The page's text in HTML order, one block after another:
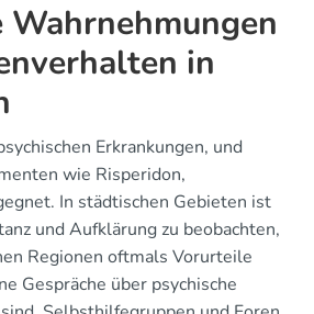
in
Erkrankungen, und
wie Risperidon,
In städtischen Gebieten ist
und Aufklärung zu beobachten,
Regionen oftmals Vorurteile
Gespräche über psychische